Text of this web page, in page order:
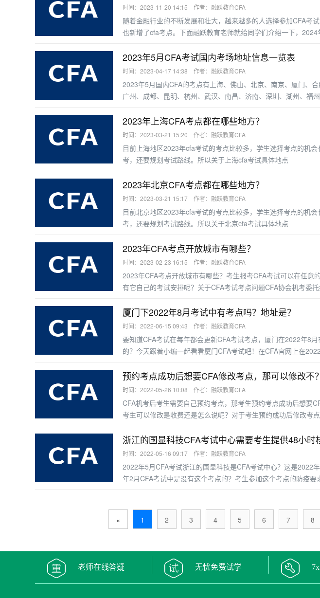
时间：2023-11-20 14:15 作者：融跃教育CFA
随着金融行业的不断发展和壮大，越来越多的人选择参加CFA考
也新增了cfa考点。下面融跃教育老师就给同学们介绍一下，2024
2023年5月CFA考试国内考场地址信息一览表
时间：2023-04-17 14:38 作者：融跃教育CFA
2023年5月国内CFA的考点有上海、佛山、北京、南京、厦门、合
广州、成都、昆明、杭州、武汉、南昌、济南、深圳、湖州、福
2023年上海CFA考点都在哪些地方？
时间：2023-03-21 15:20 作者：融跃教育CFA
目前上海地区2023年cfa考试的考点比较多，学生选择考点的机
考，还要规划考试路线。所以关于上海cfa考试具体地点
2023年北京CFA考点都在哪些地方？
时间：2023-03-21 15:17 作者：融跃教育CFA
目前北京地区2023年cfa考试的考点比较多，学生选择考点的机
考，还要规划考试路线。所以关于北京cfa考试具体地点
2023年CFA考点开放城市有哪些？
时间：2023-02-23 16:15 作者：融跃教育CFA
2023年CFA考点开放城市有哪些？考生报考CFA考试可以在任意
有它自己的考试安排呢？关于CFA考试考点问题CFA协会机考委
CFA官网上公布了CFA考点城市，跟着小编一起看看！中国内地
京、成都、重庆、大连、佛山、
厦门下2022年8月考试中有考点吗？地址是？
时间：2022-06-15 09:43 作者：融跃教育CFA
要知道CFA考试在每年都会更新CFA考试考点，厦门在2022年8
的？今天跟着小编一起看看厦门CFA考试吧！在CFA官网上在
月厦门的考点吧！CFA备考怎么能少了CFA备考资料呢？小编为各
要可以点击下方链接获取！
预约考点成功后想要CFA修改考点，那可以修改不？
时间：2022-05-26 10:08 作者：融跃教育CFA
CFA机考后考生需要自己预约考点，那考生预约考点成功后想要
考生可以修改是收费还是怎么说呢？对于考生预约成功后修改考
如果不想交纳这部分费用的话就不要更改考点了！CFA考点的更
到的，考生如果更改到已经满员的考点是不
浙江的国显科技CFA考试中心需要考生提供48小时
时间：2022-05-16 09:17 作者：融跃教育CFA
2022年5月CFA考试浙江的国显科技是CFA考试中心？这是2022
年2月CFA考试中是没有这个考点的？考生参加这个考点的防疫
« 1 2 3 4 5 6 7 8
老师在线答疑 无忧免费试学